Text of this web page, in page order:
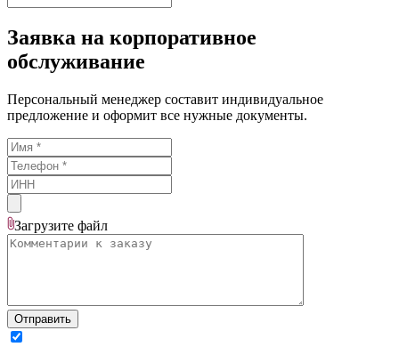
Заявка на корпоративное
обслуживание
Персональный менеджер составит индивидуальное
предложение и оформит все нужные документы.
Загрузите файл
Отправить